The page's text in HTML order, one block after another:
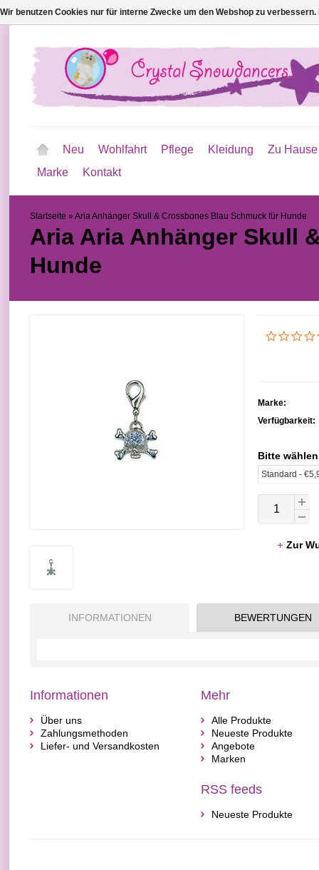
Neu Wohlfahrt Pflege Kleidung
Zu Hause
Marke
Kontakt
Startseite » Aria Anhänger Skull & Crossbones Blau Schmuck für Hunde
Aria Aria Anhänger Skull
Hunde
Marke:
Verfügbarkeit:
Bitte
Zur
INFORMATIONEN BEWERTUNGEN
Informationen
Über uns
Zahlungsmethoden
Liefer- und Versandkosten
Mehr
Alle Produkte
Neueste Produkte
Angebote
Marken
RSS feeds
Neueste Produkte
Wir benutzen Cookies nur für interne Zwecke um den Webshop zu